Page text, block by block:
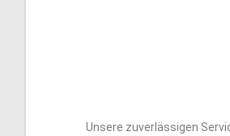
Unsere zuverlässigen